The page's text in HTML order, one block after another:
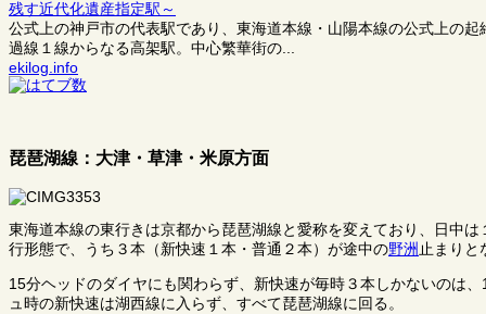
残す近代化遺産指定駅～
公式上の神戸市の代表駅であり、東海道本線・山陽本線の公式上の
過線１線からなる高架駅。中心繁華街の...
ekilog.info
琵琶湖線：大津・草津・米原方面
東海道本線の東行きは京都から琵琶湖線と愛称を変えており、日中
行形態で、うち３本（新快速１本・普通２本）が途中の野洲 止まりと
15分ヘッドのダイヤにも関わらず、新快速が毎時３本しかないのは
ュ時の新快速は湖西線に入らず、すべて琵琶湖線に回る。